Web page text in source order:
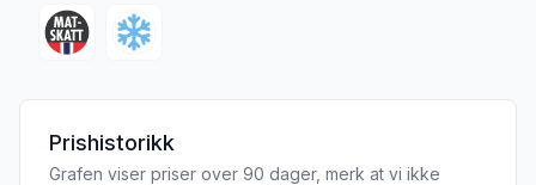
Prishistorikk
Grafen viser priser over 90 dager, merk at vi ikke